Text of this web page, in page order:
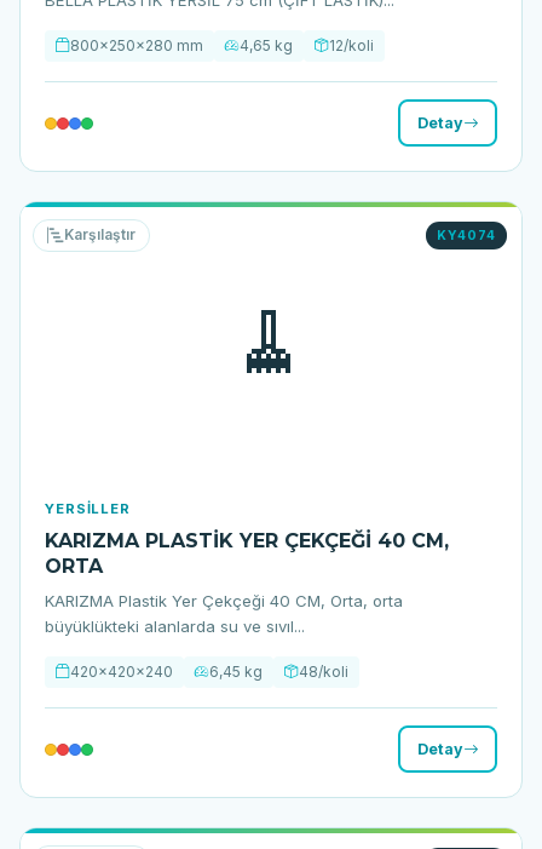
800x250x280 mm 4,65 kg 12/koli
Detay
🧹
KY4074
Karşılaştır
YERSILLER
KARIZMA PLASTİK YER ÇEKÇEĞİ 40 CM,
ORTA
KARIZMA Plastik Yer Çekçeği 40 CM, Orta, orta
büyüklükteki alanlarda su ve sıvıl...
420x420x240 6,45 kg 48/koli
Detay